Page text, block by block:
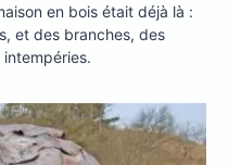
en bois était déjà là :
et des branches, des